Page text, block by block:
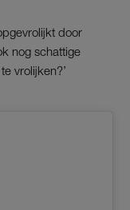
door
nog schattige
vrolijken?’